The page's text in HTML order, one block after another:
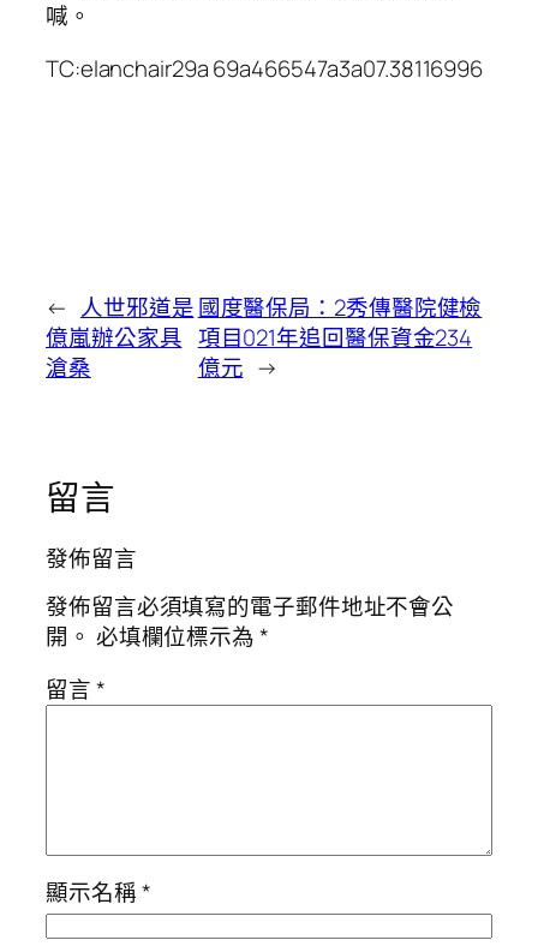
喊。
TC:elanchair29a 69a466547a3a07.38116996
← 人世邪道是
億嵐辦公家具
滄桑
國度醫保局：2秀傳醫院健檢
項目021年追回醫保資金234
億元 →
留言
發佈留言
發佈留言必須填寫的電子郵件地址不會公
開。 必填欄位標示為*
留言*
顯示名稱*